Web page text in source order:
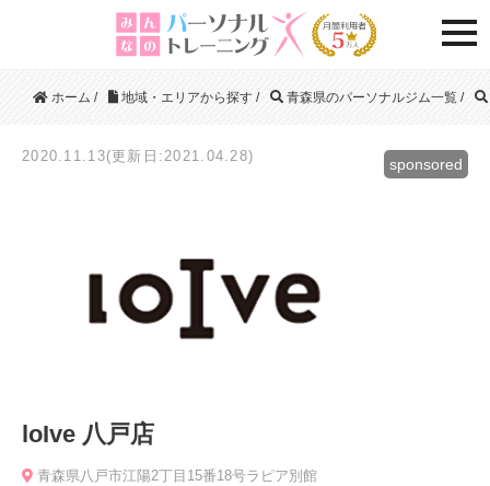
ホーム / 地域・エリアから探す / 青森県のパーソナルジム一覧 /
sponsored
2020.11.13(更新日:2021.04.28)
loIve 八戸店
青森県八戸市江陽2丁目15番18号ラピア別館